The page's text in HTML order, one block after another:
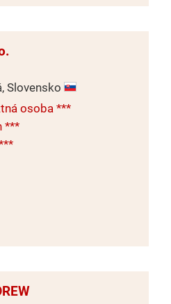
Slovensko
osoba ***
***